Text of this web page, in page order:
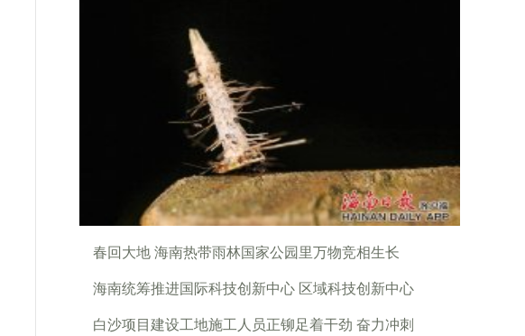
春回大地 海南热带雨林国家公园里万物竞相生长
海南统筹推进国际科技创新中心 区域科技创新中心
白沙项目建设工地施工人员正铆足着干劲 奋力冲刺